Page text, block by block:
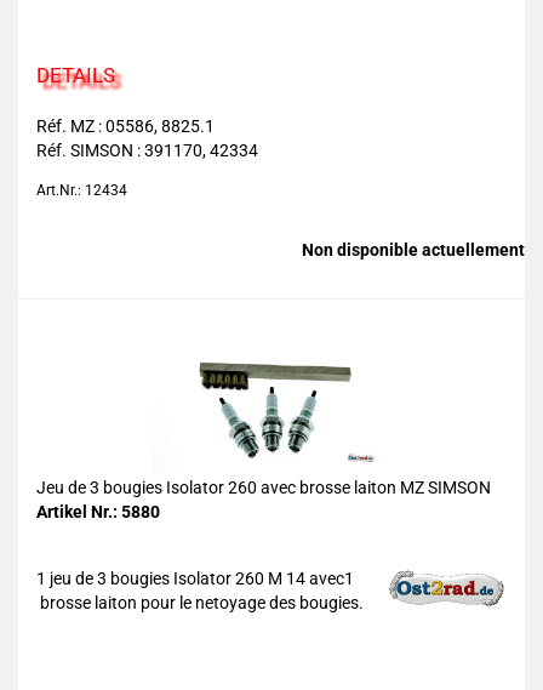
DETAILS
Réf. MZ : 05586, 8825.1
Réf. SIMSON : 391170, 42334
Art.Nr.: 12434
Non disponible actuellement
Jeu de 3 bougies Isolator 260 avec brosse laiton MZ SIMSON
Artikel Nr.: 5880
1 jeu de 3 bougies Isolator 260 M 14 avec1
brosse laiton pour le netoyage des bougies.